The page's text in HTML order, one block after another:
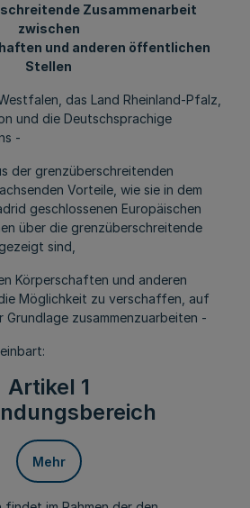
Zusammenarbeit
zwischen
und anderen öffentlichen
Stellen
das Land Rheinland-Pfalz,
und die Deutschsprachige
-
der grenzüberschreitenden
Vorteile, wie sie in dem
geschlossenen Europäischen
über die grenzüberschreitende
sind,
Körperschaften und anderen
Möglichkeit zu verschaffen, auf
zusammenzuarbeiten -
Artikel 1
Mehr